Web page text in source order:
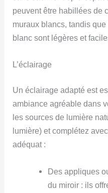
peuvent être habillées de
muraux blancs, tandis
blanc sont légères et
L’éclairage
Un éclairage adapté est
ambiance agréable dans
les sources de lumière
lumière) et complétez
adéquat :
Des appliques
du miroir : ils